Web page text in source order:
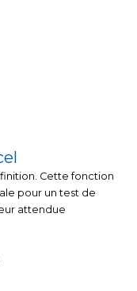
Cette fonction
pour un test de
attendue